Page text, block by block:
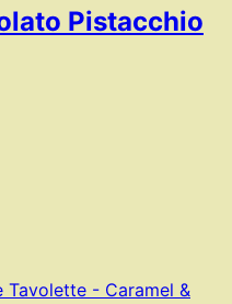
Pistacchio